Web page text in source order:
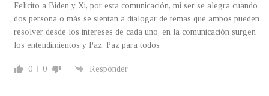
Felicito a Biden y Xi, por esta comunicación, mi ser se alegra cuando
dos persona o más se sientan a dialogar de temas que ambos pueden
resolver desde los intereses de cada uno, en la comunicación surgen
los entendimientos y Paz. Paz para todos
0 0 Responder